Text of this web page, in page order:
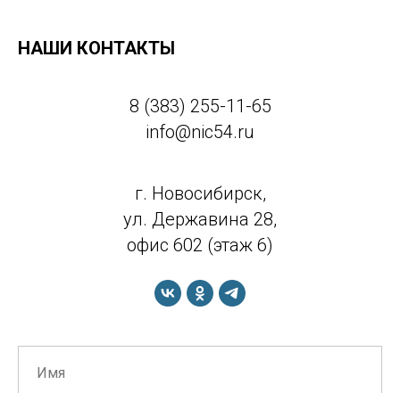
НАШИ КОНТАКТЫ
8 (383) 255-11-65
info@nic54.ru
г. Новосибирск,
ул. Державина 28,
офис 602 (этаж 6)